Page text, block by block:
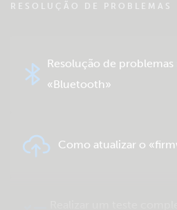
RESOLUÇÃO DE PROBLEMAS
Resolução de
«Bluetooth»
Como atualizar o